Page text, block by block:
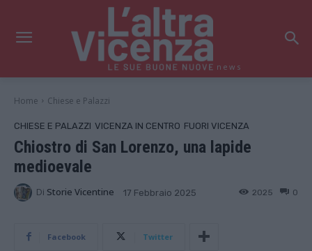
news
Home Chiese e Palazzi
CHIESE E PALAZZI VICENZA IN CENTRO FUORI VICENZA
Chiostro di San Lorenzo, una lapide
medioevale
Di Storie Vicentine 17 Febbraio 2025 0
2025
Facebook Twitter